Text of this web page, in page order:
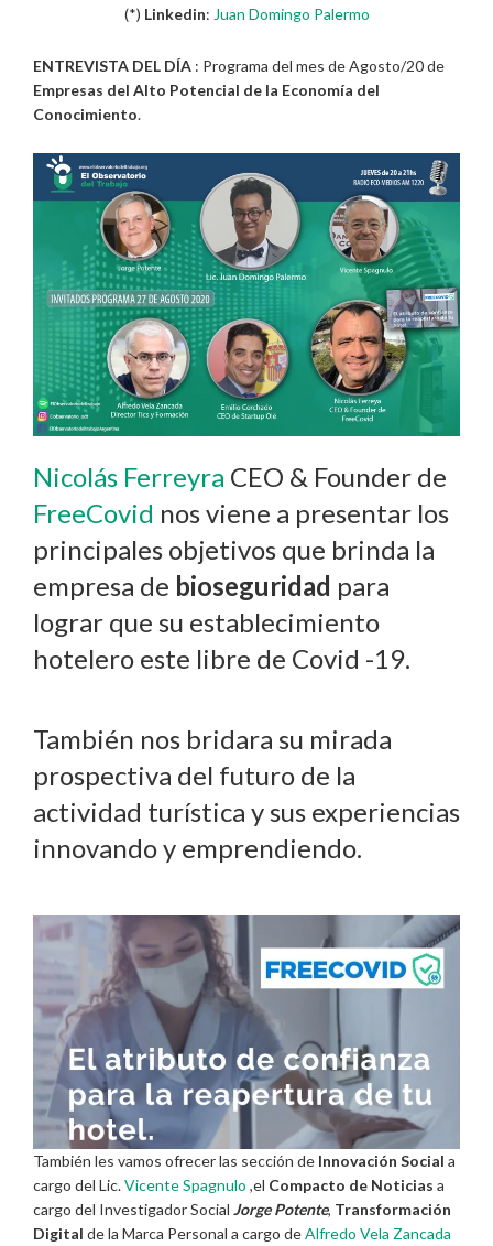
(*) Linkedin: Juan Domingo Palermo
ENTREVISTA DEL DÍA : Programa del mes de Agosto/20 de
Empresas del Alto Potencial de la Economía del
Conocimiento.
Nicolás Ferreyra CEO & Founder de
FreeCovid nos viene a presentar los
principales objetivos que brinda la
empresa de bioseguridad para
lograr que su establecimiento
hotelero este libre de Covid -19.
También nos bridara su mirada
prospectiva del futuro de la
actividad turística y sus experiencias
innovando y emprendiendo.
También les vamos ofrecer las sección de Innovación Social a
cargo del Lic.Vicente Spagnulo ,el Compacto de Noticias a
cargo del Investigador Social Jorge Potente, Transformación
Digital de la Marca Personal a cargo deAlfredo Vela Zancada